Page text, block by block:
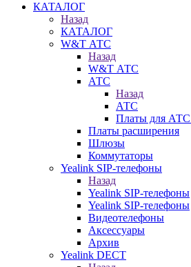
КАТАЛОГ
Назад
КАТАЛОГ
W&T АТС
Назад
W&T АТС
АТС
Назад
АТС
Платы для
Платы расширения
Шлюзы
Коммутаторы
Yealink SIP-телефоны
Назад
Yealink SIP-телефоны
Yealink SIP-телефоны
Видеотелефоны
Аксессуары
Архив
Yealink DECT